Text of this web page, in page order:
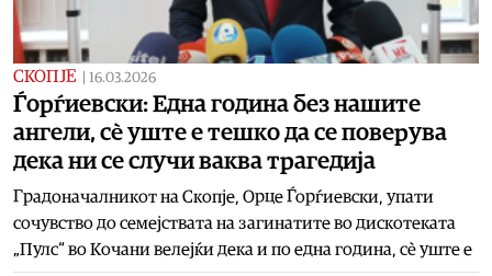
СКОПЈЕ 16.03.2026
Ѓорѓиевски: Една година без нашите
ангели, сè уште е тешко да се поверува
дека ни се случи ваква трагедија
Градоначалникот на Скопје, Орце Ѓорѓиевски, упати
сочувство до семејствата на загинатите во дискотеката
„Пулс“ во Кочани велејќи дека и по една година, сè уште е